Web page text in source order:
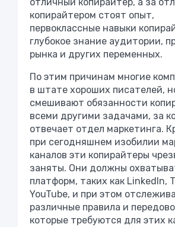
копирайтером стоят опыт,
первоклассные навыки
глубокое знание аудитории,
рынка и других переменных.
По этим причинам многие
в штате хороших писателей,
смешивают обязанности
всеми другими задачами, за
отвечает отдел маркетинга.
при сегодняшнем изобилии
каналов эти копирайтеры
заняты. Они должны
платформ, таких как LinkedIn,
YouTube, и при этом
различные правила и
которые требуются для этих